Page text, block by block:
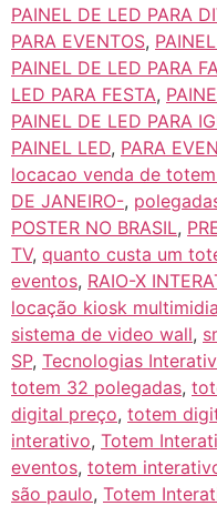
PAINEL DE LED PARA
PARA EVENTOS,
PAINEL DE LED PARA
LED PARA FESTA,
PAINEL DE LED PARA
PAINEL LED, PARA
locacao venda de
DE JANEIRO-,
POSTER NO BRASIL,
TV, quanto custa um
eventos, RAIO-X
locação kiosk
sistema de video wall,
SP, Tecnologias
totem 32 polegadas,
digital preço, totem
interativo, Totem
eventos, totem
são paulo, Totem